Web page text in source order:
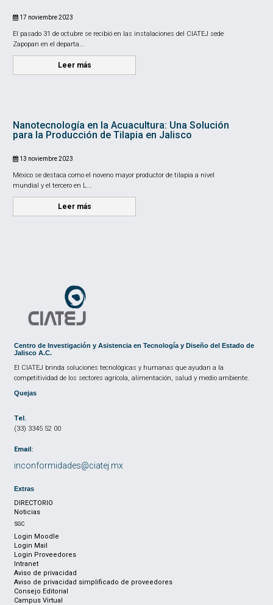
17 noviembre 2023
El pasado 31 de octubre se recibió en las instalaciones del CIATEJ sede
Zapopan en el departa...
Leer más
Nanotecnología en la Acuacultura: Una Solución
para la Producción de Tilapia en Jalisco
13 noviembre 2023
México se destaca como el noveno mayor productor de tilapia a nivel
mundial y el tercero en L...
Leer más
Centro de Investigación y Asistencia en Tecnología y Diseño del Estado de
Jalisco A.C.
El CIATEJ brinda soluciones tecnológicas y humanas que ayudan a la
competitividad de los sectores agrícola, alimentación, salud y medio ambiente.
Quejas
Tel.
(33) 3345 52 00
Email:
inconformidades@ciatej.mx
Extras
DIRECTORIO
Noticias
SGC
Login Moodle
Login Mail
Login Proveedores
Intranet
Aviso de privacidad
Aviso de privacidad simplificado de proveedores
Consejo Editorial
Campus Virtual